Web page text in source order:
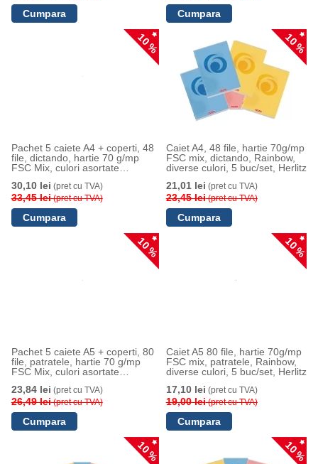
10 %
Pachet 5 caiete A4 + coperti, 48
file, dictando, hartie 70 g/mp
FSC Mix, culori asortate
30,10 lei (pret cu TVA)
33,45 lei(pret cu TVA)
10 %
Caiet A4, 48 file, hartie 70g/mp
FSC mix, dictando, Rainbow,
diverse culori, 5 buc/set, Herlitz
21,01 lei (pret cu TVA)
23,45 lei(pret cu TVA)
10 %
Pachet 5 caiete A5 + coperti, 80
file, patratele, hartie 70 g/mp
FSC Mix, culori asortate
23,84 lei (pret cu TVA)
26,49 lei(pret cu TVA)
10 %
Caiet A5 80 file, hartie 70g/mp
FSC mix, patratele, Rainbow,
diverse culori, 5 buc/set, Herlitz
17,10 lei (pret cu TVA)
19,00 lei(pret cu TVA)
10 % 10 %